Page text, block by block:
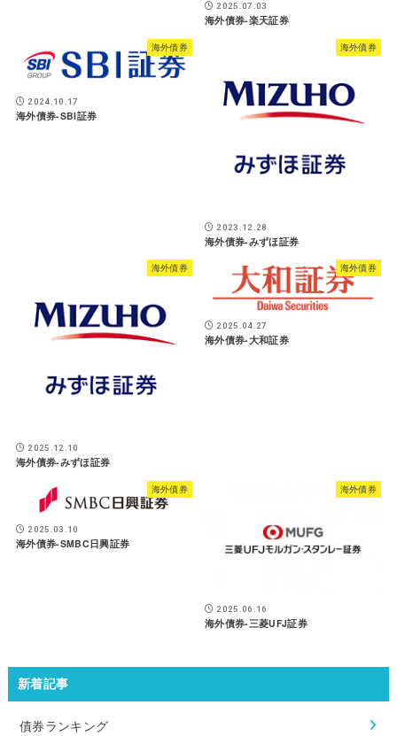
2025.07.03
海外債券-楽天証券
海外債券
2024.10.17
海外債券-SBI証券
海外債券
2023.12.28
海外債券-みずほ証券
海外債券
2025.12.10
海外債券-みずほ証券
海外債券
2025.04.27
海外債券-大和証券
海外債券
2025.03.10
海外債券-SMBC日興証券
海外債券
2025.06.16
海外債券-三菱UFJ証券
新着記事
債券ランキング